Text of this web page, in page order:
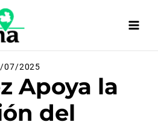
07/2025
Apoya la
del